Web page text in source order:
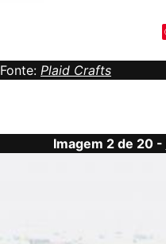
Fonte: Plaid Crafts
Imagem 2 de 20 -